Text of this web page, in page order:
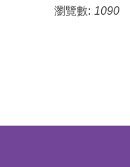
瀏覽數: 1090